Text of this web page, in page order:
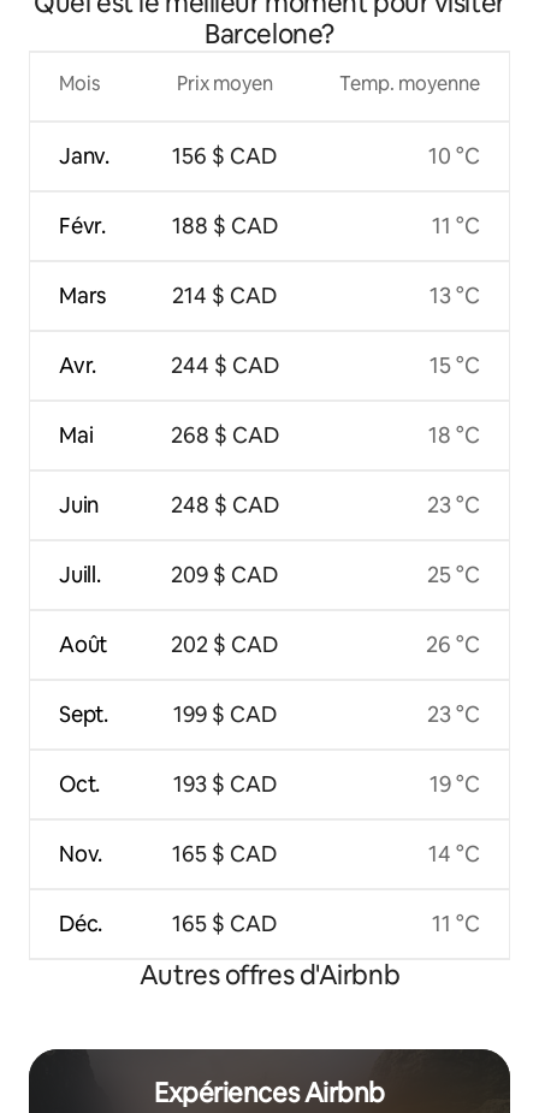
Barcelone?
Mois
Janv.
Févr.
Mars
Avr.
Mai
Juin
Juill.
Août
Sept.
Oct.
Nov.
Déc.
Prix moyen
156 $ CAD
188 $ CAD
214 $ CAD
244 $ CAD
268 $ CAD
248 $ CAD
209 $ CAD
202 $ CAD
199 $ CAD
193 $ CAD
165 $ CAD
165 $ CAD
Temp. moyenne
10 °C
11 °C
13 °C
15 °C
18 °C
23 °C
25 °C
26 °C
23 °C
19 °C
14 °C
11 °C
Autres offres d'Airbnb
Expériences Airbnb